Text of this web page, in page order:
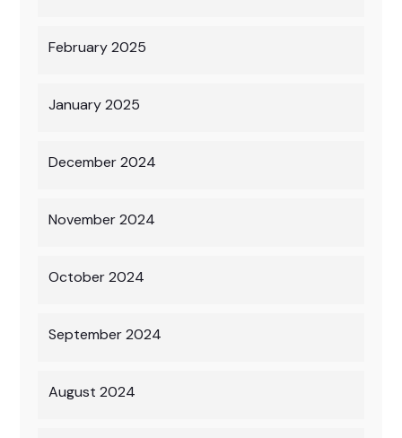
February 2025
January 2025
December 2024
November 2024
October 2024
September 2024
August 2024